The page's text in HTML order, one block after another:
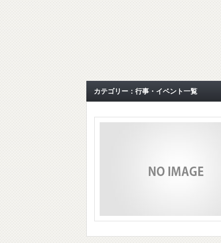
カテゴリー：行事・イベント一覧